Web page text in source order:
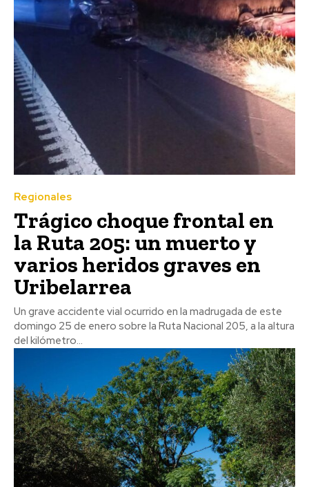
Regionales
Trágico choque frontal en
la Ruta 205: un muerto y
varios heridos graves en
Uribelarrea
Un grave accidente vial ocurrido en la madrugada de este
domingo 25 de enero sobre la Ruta Nacional 205, a la altura
del kilómetro...